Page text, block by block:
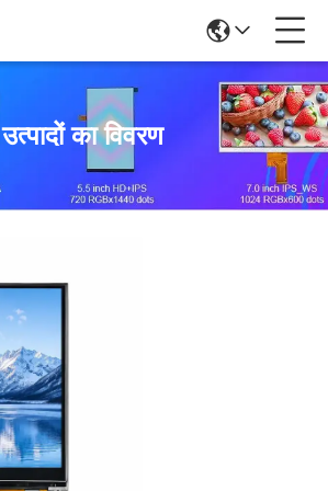
उत्पादों का विवरण